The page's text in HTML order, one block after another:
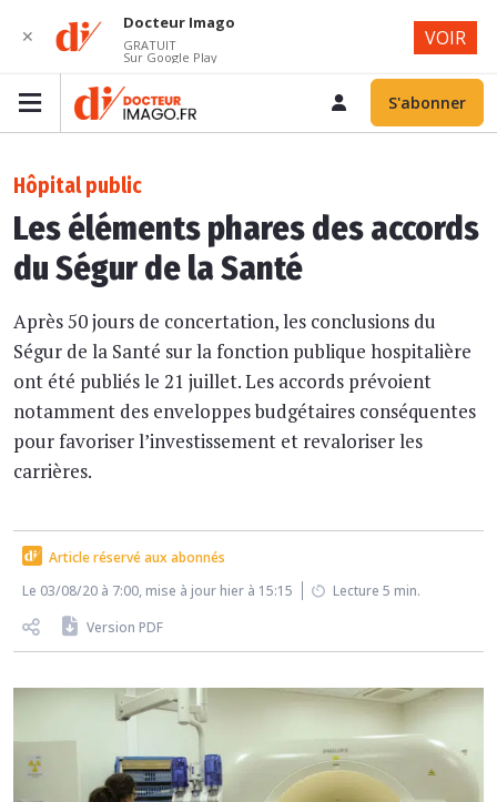
S'abonner
Hôpital public
Les éléments phares des accords
du Ségur de la Santé
Après 50 jours de concertation, les conclusions du
Ségur de la Santé sur la fonction publique hospitalière
ont été publiés le 21 juillet. Les accords prévoient
notamment des enveloppes budgétaires conséquentes
pour favoriser l’investissement et revaloriser les
carrières.
Article réservé aux abonnés
Le 03/08/20 à 7:00, mise à jour hier à 15:15
Lecture 5 min.
Version PDF
✕
Docteur Imago
GRATUIT
Sur Google Play
VOIR